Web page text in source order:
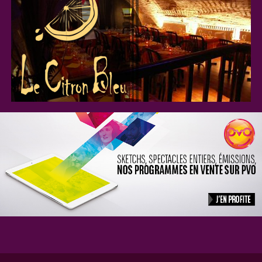
cadeaux, web. Ces tarifs sont succeptibles d'être modifiés
pour des évènements particuliers (31 décembre, festival,
rodage d'une tête d'affiche ... )
Location de salle pour les entreprises :
Notre salle est composée :
- D'une scène de 10m2
- D'un espace de 150m2 composé de tables et de chaises
ainsi que 40m2 de mezzanines ; pouvant contenir au total 120
(Sur demande : mise à disposition d'un paperboard, d'un
écran et d'un rétroprojecteur)